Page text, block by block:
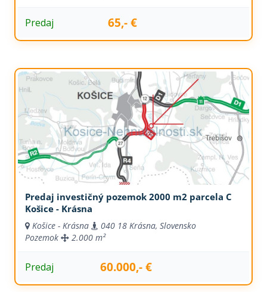
Predaj 65,- €
Predaj investičný pozemok 2000 m2 parcela C
Košice - Krásna
Košice - Krásna
040 18 Krásna, Slovensko
Pozemok
2.000 m²
Predaj 60.000,- €